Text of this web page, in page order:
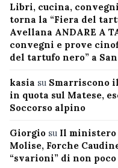
Libri, cucina,
torna la “Fiera del
Avellana ANDARE A
convegni e prove
del tartufo nero” a
kasia su Smarriscono
in quota sul Matese,
Soccorso alpino
Giorgio su Il ministero
Molise, Forche
“svarioni” di non